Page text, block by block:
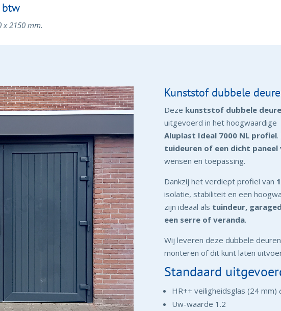
2150 mm.
Kunststof dubbele
Deze kunststof dubbele
uitgevoerd in het hoogwaardige
Aluplast Ideal 7000 NL profiel.
tuideuren of een dicht
wensen en toepassing.
Dankzij het verdiept profiel van
isolatie, stabiliteit en een
zijn ideaal als tuindeur,
een serre of veranda.
Wij leveren deze dubbele deuren
monteren of dit kunt laten
Standaard
HR++ veiligheidsglas (24 mm)
Uw-waarde 1.2